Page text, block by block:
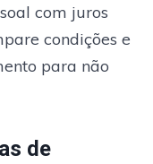
com juros
condições e
para não
de